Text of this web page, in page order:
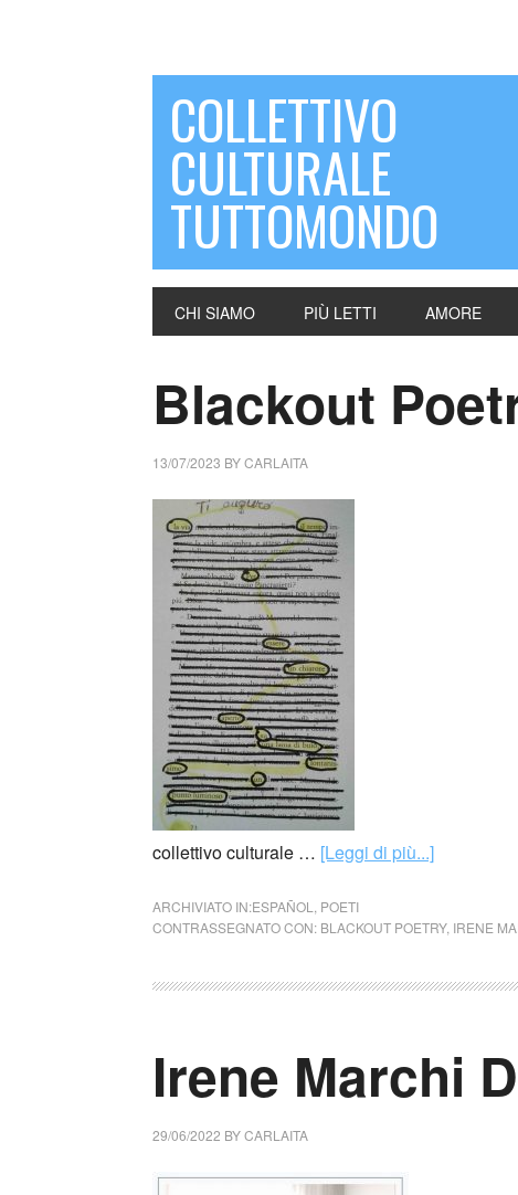
COLLETTIVO
CULTURALE
TUTTOMONDO
CHI SIAMO PIÙ LETTI AMORE
Blackout
13/07/2023 BYCARLAITA
collettivo culturale … [Leggi di più...]
ARCHIVIATO IN:ESPAÑOL
POETI
CONTRASSEGNATO CON: BLACKOUT POETRY, IRENE
Irene Marchi
29/06/2022 BYCARLAITA